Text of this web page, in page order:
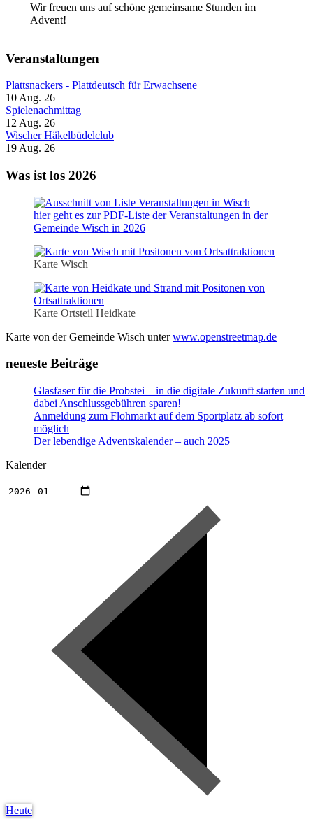
Wir freuen uns auf schöne gemeinsame Stunden im
Advent!
Veranstaltungen
Plattsnackers - Plattdeutsch für Erwachsene
10 Aug. 26
Spielenachmittag
12 Aug. 26
Wischer Häkelbüdelclub
19 Aug. 26
Was ist los 2026
hier geht es zur PDF-Liste der Veranstaltungen in der
Gemeinde Wisch in 2026
Karte Wisch
Karte Ortsteil Heidkate
Karte von der Gemeinde Wisch unterwww.openstreetmap.de
neueste Beiträge
Glasfaser für die Probstei – in die digitale Zukunft starten und
dabei Anschlussgebühren sparen!
Anmeldung zum Flohmarkt auf dem Sportplatz ab sofort
möglich
Der lebendige Adventskalender – auch 2025
Kalender
Heute